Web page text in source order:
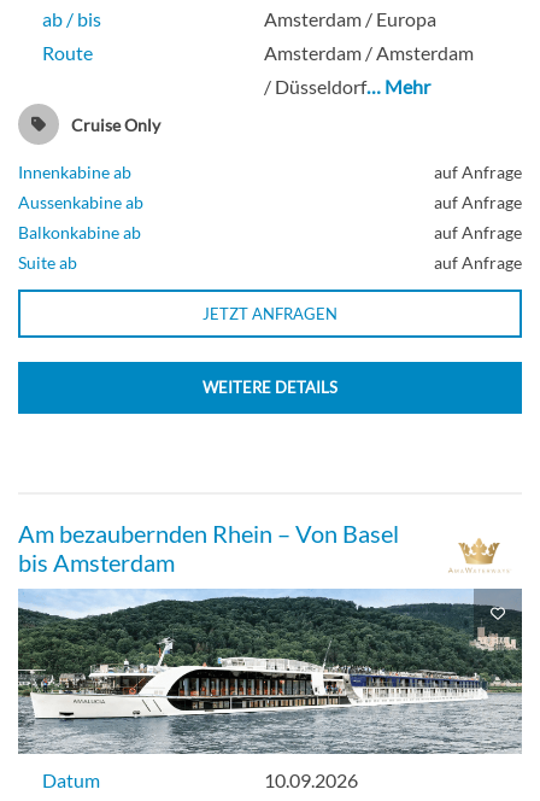
ab / bis
Amsterdam / Europa
Route
Amsterdam / Amsterdam
/ Düsseldorf… Mehr
Cruise Only
Innenkabine ab
auf Anfrage
Aussenkabine ab
auf Anfrage
Balkonkabine ab
auf Anfrage
Suite ab
auf Anfrage
JETZT ANFRAGEN
WEITERE DETAILS
Am bezaubernden Rhein – Von Basel
bis Amsterdam
Datum
10.09.2026